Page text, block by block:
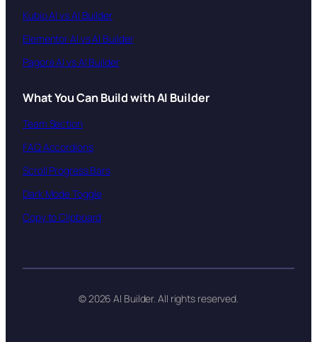
Kubio AI vs AI Builder
Elementor AI vs AI Builder
Pagora AI vs AI Builder
What You Can Build with AI Builder
Team Section
FAQ Accordions
Scroll Progress Bars
Dark Mode Toggle
Copy to Clipboard
© 2026 AI Builder. All rights reserved.